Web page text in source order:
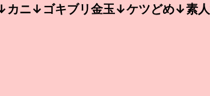
カニ↓ゴキブリ金玉↓ケツどめ↓